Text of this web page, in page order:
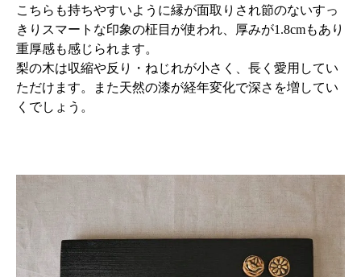
こちらも持ちやすいように縁が面取りされ節のないすっ
きりスマートな印象の柾目が使われ、厚みが1.8cmもあり
重厚感も感じられます。
梨の木は収縮や反り・ねじれが小さく、長く愛用してい
ただけます。また天然の漆が経年変化で深さを増してい
くでしょう。